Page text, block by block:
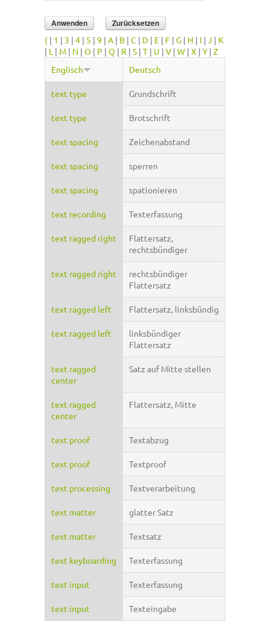
( | 1 | 3 | 4 | 5 | 9 | A | B | C | D | E | F | G | H | I | J | K
| L | M | N | O | P | Q | R | S | T | U | V | W | X | Y | Z
Englisch
Deutsch
text type Grundschrift
text type Brotschrift
text spacing Zeichenabstand
text spacing sperren
text spacing spationieren
text recording Texterfassung
text ragged right
Flattersatz,
rechtsbündiger
text ragged right
rechtsbündiger
Flattersatz
text ragged left Flattersatz, linksbündig
text ragged left
linksbündiger
Flattersatz
text ragged
center
Satz auf Mitte stellen
text ragged
center
Flattersatz, Mitte
text proof Textabzug
text proof Textproof
text processing Textverarbeitung
text matter glatter Satz
text matter Textsatz
text keyboarding Texterfassung
text input Texterfassung
text input Texteingabe